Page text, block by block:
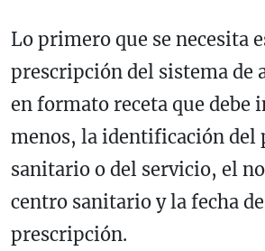
Lo primero que se necesita
prescripción del sistema de
en formato receta que debe
menos, la identificación del
sanitario o del servicio, el
centro sanitario y la fecha
prescripción.